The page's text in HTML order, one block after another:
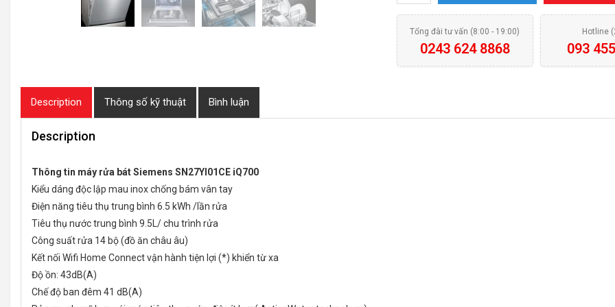
Tổng đài tư vấn (8:00 - 19:00)
0243 624 8868
Hotline
093
Description Thông số kỹ thuật Bình luận
Description
Thông tin máy rửa bát Siemens SN27YI01CE iQ700
Kiểu dáng độc lập mau inox chống bám vân tay
Điện năng tiêu thụ trung bình 6.5 kWh /lần rửa
Tiêu thụ nước trung bình 9.5L/ chu trình rửa
Công suất rửa 14 bộ (đồ ăn châu âu)
Kết nối Wifi Home Connect vận hành tiện lợi (*) khiển từ xa
Độ ồn: 43dB(A)
Chế độ ban đêm 41 dB(A)